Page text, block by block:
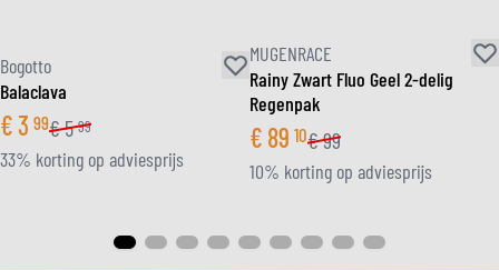
Bogotto
Balaclava
€3 99€5 99
33% korting op adviesprijs
MUGENRACE
Rainy Zwart Fluo Geel 2-delig
Regenpak
€ 89 10€99
10% korting op adviesprijs